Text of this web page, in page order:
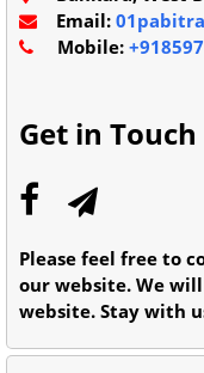
Email:
Mobile:
Get in Touch
Please feel free to
our website. We
website. Stay with